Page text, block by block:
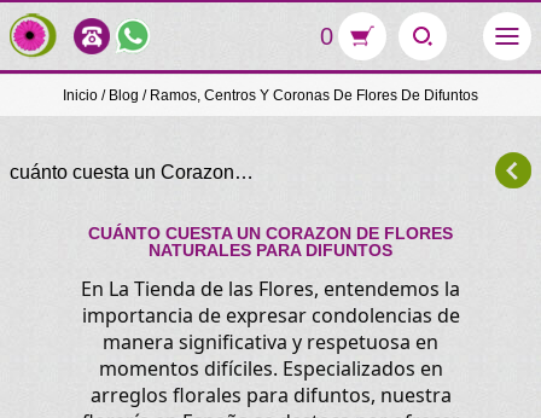
0
Inicio / Blog / Ramos, Centros Y Coronas De Flores De Difuntos
cuánto cuesta un Corazon…
CUÁNTO CUESTA UN CORAZON DE FLORES
NATURALES PARA DIFUNTOS
En La Tienda de las Flores, entendemos la
importancia de expresar condolencias de
manera significativa y respetuosa en
momentos difíciles. Especializados en
arreglos florales para difuntos, nuestra